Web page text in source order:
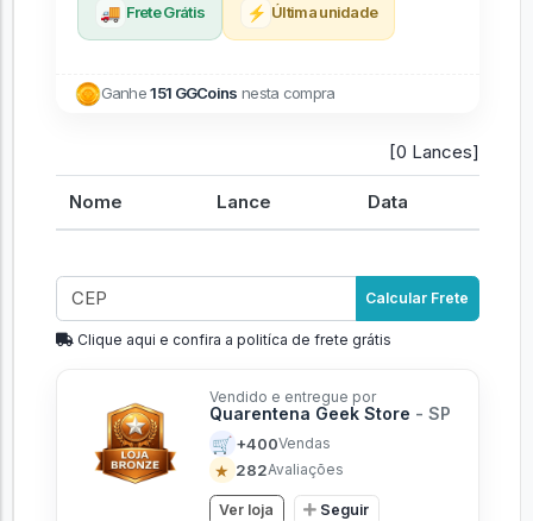
🚚 Frete Grátis ⚡ Última unidade
Ganhe151 GGCoins nesta compra
[0 Lances]
Nome Lance Data
Calcular Frete
Clique aqui e confira a politíca de frete grátis
Vendido e entregue por
Quarentena Geek Store - SP
🛒 +400Vendas
★ 282Avaliações
Ver loja Seguir